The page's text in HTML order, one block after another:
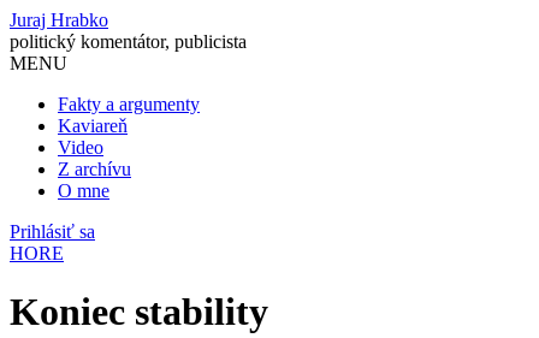
Juraj Hrabko
politický komentátor, publicista
MENU
Fakty a argumenty
Kaviareň
Video
Z archívu
O mne
Prihlásiť sa
HORE
Koniec stability